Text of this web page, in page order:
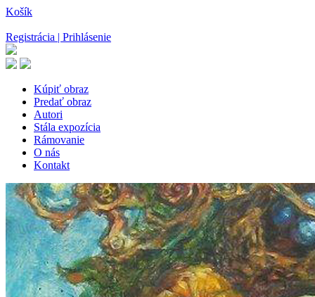
Košík
Registrácia | Prihlásenie
Kúpiť obraz
Predať obraz
Autori
Stála expozícia
Rámovanie
O nás
Kontakt